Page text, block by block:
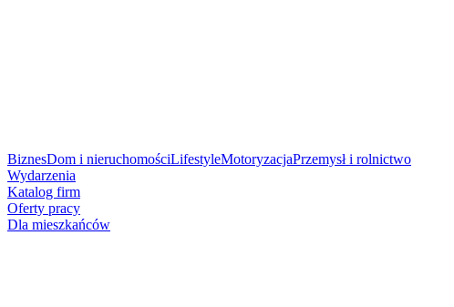
BiznesDom i nieruchomościLifestyleMotoryzacjaPrzemysł i rolnictwo
Wydarzenia
Katalog firm
Oferty pracy
Dla mieszkańców